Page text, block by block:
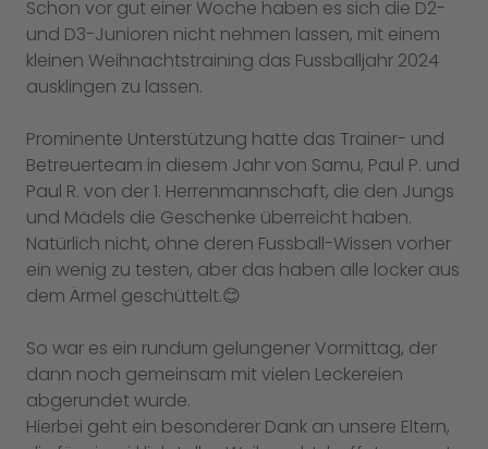
Schon vor gut einer Woche haben es sich die D2-
und D3-Junioren nicht nehmen lassen, mit einem
kleinen Weihnachtstraining das Fussballjahr 2024
ausklingen zu lassen.
Prominente Unterstützung hatte das Trainer- und
Betreuerteam in diesem Jahr von Samu, Paul P. und
Paul R. von der 1. Herrenmannschaft, die den Jungs
und Mädels die Geschenke überreicht haben.
Natürlich nicht, ohne deren Fussball-Wissen vorher
ein wenig zu testen, aber das haben alle locker aus
dem Ärmel geschüttelt.😊
So war es ein rundum gelungener Vormittag, der
dann noch gemeinsam mit vielen Leckereien
abgerundet wurde.
Hierbei geht ein besonderer Dank an unsere Eltern,